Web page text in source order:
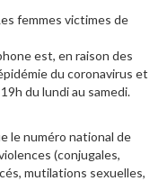
femmes victimes de
est, en raison des
du coronavirus et
du lundi au samedi.
le numéro national de
(conjugales,
mutilations sexuelles,